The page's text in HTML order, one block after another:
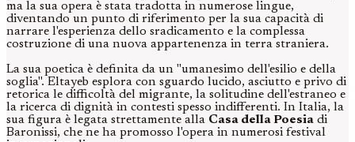
ma la sua opera è stata tradotta in numerose lingue,
diventando un punto di riferimento per la sua capacità di
narrare l'esperienza dello sradicamento e la complessa
costruzione di una nuova appartenenza in terra straniera.
La sua poetica è definita da un "umanesimo dell'esilio e della
soglia". Eltayeb esplora con sguardo lucido, asciutto e privo di
retorica le difficoltà del migrante, la solitudine dell'estraneo e
la ricerca di dignità in contesti spesso indifferenti. In Italia, la
sua figura è legata strettamente alla Casa della Poesia di
Baronissi, che ne ha promosso l'opera in numerosi festival